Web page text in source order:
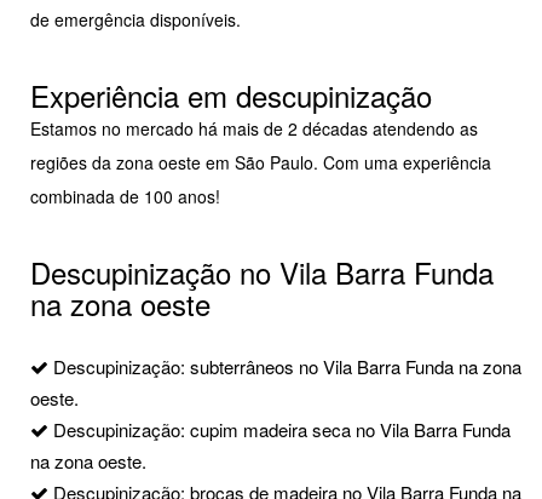
de emergência disponíveis.
Experiência em descupinização
Estamos no mercado há mais de 2 décadas atendendo as
regiões da zona oeste em São Paulo. Com uma experiência
combinada de 100 anos!
Descupinização no Vila Barra Funda
na zona oeste
Descupinização: subterrâneos no Vila Barra Funda na zona
oeste.
Descupinização: cupim madeira seca no Vila Barra Funda
na zona oeste.
Descupinização: brocas de madeira no Vila Barra Funda na